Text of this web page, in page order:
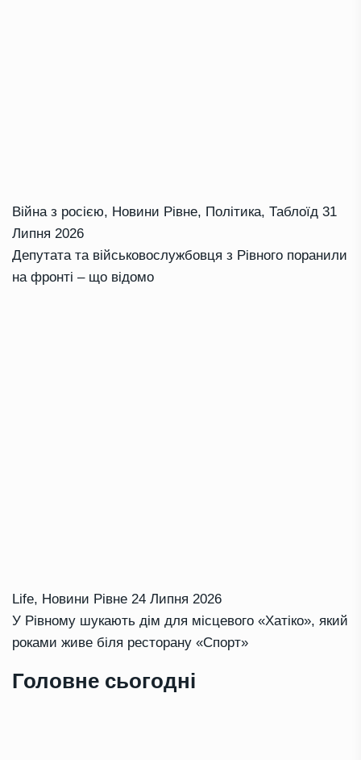
Війна з росією, Новини Рівне, Політика, Таблоїд 31
Липня 2026
Депутата та військовослужбовця з Рівного поранили
на фронті – що відомо
Life, Новини Рівне 24 Липня 2026
У Рівному шукають дім для місцевого «Хатіко», який
роками живе біля ресторану «Спорт»
Головне сьогодні